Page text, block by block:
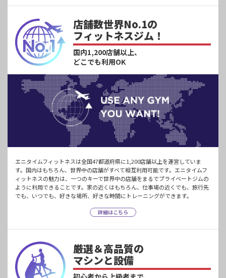
店舗数世界No.1の
フィットネスジム！
国内1,200店舗以上、
どこでも利用OK
エニタイムフィットネスは全国47都道府県に1,200店舗以上を運営していま
す。国内はもちろん、世界中の店舗がすべて相互利用可能です。エニタイムフ
ィットネスの魅力は、一つのキーで世界中の店舗をまるでプライベートジムの
ように利用できることです。家の近くはもちろん、仕事場の近くでも、旅行先
でも、いつでも、好きな場所、好きな時間にトレーニングができます。
詳細はこちら
厳選＆高品質の
マシンと設備